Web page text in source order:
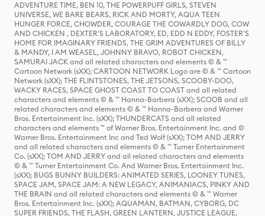
ADVENTURE TIME, BEN 10, THE POWERPUFF GIRLS, STEVEN
UNIVERSE, WE BARE BEARS, RICK AND MORTY, AQUA TEEN
HUNGER FORCE, CHOWDER, COURAGE THE COWARDLY DOG, COW
AND CHICKEN , DEXTER'S LABORATORY, ED, EDD N EDDY, FOSTER'S
HOME FOR IMAGINARY FRIENDS, THE GRIM ADVENTURES OF BILLY
& MANDY, I AM WEASEL, JOHNNY BRAVO, ROBOT CHICKEN,
SAMURAI JACK and all related characters and elements © & ™
Cartoon Network (sXX); CARTOON NETWORK Logo are © & ™ Cartoon
Network (sXX); THE FLINTSTONES, THE JETSONS, SCOOBY-DOO,
WACKY RACES, SPACE GHOST COAST TO COAST and all related
characters and elements © & ™ Hanna-Barbera (sXX); SCOOB and all
related characters and elements © & ™ Hanna-Barbera and Warner
Bros. Entertainment Inc. (sXX); THUNDERCATS and all related
characters and elements ™ of Warner Bros. Entertainment Inc. and ©
Warner Bros. Entertainment Inc and Ted Wolf (sXX); TOM AND JERRY
and all related characters and elements © & ™ Turner Entertainment
Co. (sXX); TOM AND JERRY and all related characters and elements
© & ™ Turner Entertainment Co. And Warner Bros. Entertainment Inc.
(sXX); BUGS BUNNY BUILDERS: ANIMATED SERIES, LOONEY TUNES,
SPACE JAM, SPACE JAM: A NEW LEGACY, ANIMANIACS, PINKY AND
THE BRAIN and all related characters and elements © & ™ Warner
Bros. Entertainment Inc. (sXX); AQUAMAN, BATMAN, CYBORG, DC
SUPER FRIENDS, THE FLASH, GREEN LANTERN, JUSTICE LEAGUE,